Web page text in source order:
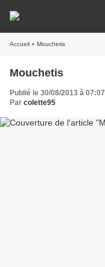
Accueil » Mouchetis
Mouchetis
Publié le 30/08/2013 à 07:07
Par colette95